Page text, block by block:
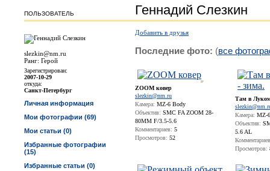
ПОЛЬЗОВАТЕЛЬ Геннадий Слезкин
slezkin@nm.ru
Ранг: Герой
Зарегистрирован:
2007-10-29
откуда:
Санкт-Петербург
Личная информация
Мои фотографии (69)
Мои статьи (0)
Избранные фотографии
(15)
Избранные статьи (0)
Добавить в друзья
Последние фото: (все
ZOOM ковер
slezkin@nm.ru
Камера: MZ-6 Body
Объектив: SMC FA ZOOM 28-
80MM F/3.5-5.6
Комментариев: 5
Просмотров: 52
Там в
Камера: MZ-
Объектив:
5.6 AL
Просмотров: